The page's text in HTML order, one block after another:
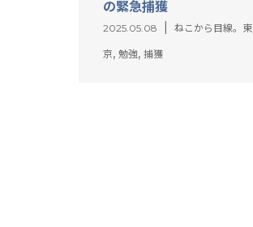
の緊急捕獲
2025.05.08 ねこから目線。東
京, 勉強, 捕獲